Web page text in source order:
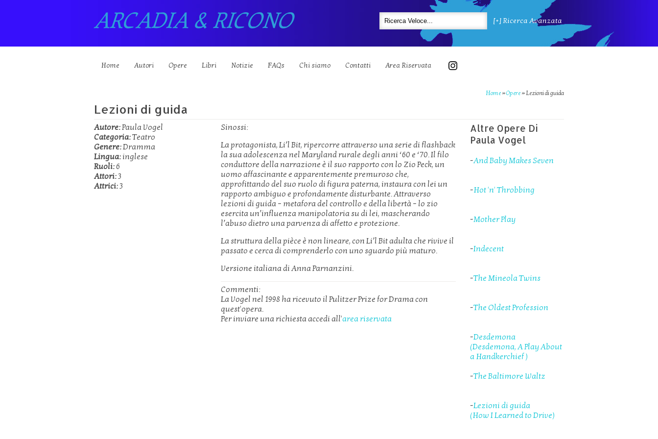
ARCADIA & RICONO [+] Ricerca Avanzata
Home Autori Opere Libri Notizie FAQs Chi siamo Contatti Area Riservata
Home »Opere » Lezioni di guida
Lezioni di guida
Autore:Paula Vogel
Categoria:Teatro
Genere:Dramma
Lingua: inglese
Ruoli:6
Attori:3
Attrici:3
Sinossi:
La protagonista, Li’l Bit, ripercorre attraverso una serie di flashback
la sua adolescenza nel Maryland rurale degli anni ‘60 e ‘70. Il filo
conduttore della narrazione è il suo rapporto con lo Zio Peck, un
uomo affascinante e apparentemente premuroso che,
approfittando del suo ruolo di figura paterna, instaura con lei un
rapporto ambiguo e profondamente disturbante. Attraverso
lezioni di guida – metafora del controllo e della libertà – lo zio
esercita un’influenza manipolatoria su di lei, mascherando
l’abuso dietro una parvenza di affetto e protezione.
La struttura della pièce è non lineare, con Li’l Bit adulta che rivive il
passato e cerca di comprenderlo con uno sguardo più maturo.
Versione italiana di Anna Parnanzini.
Commenti:
La Vogel nel 1998 ha ricevuto il Pulitzer Prize for Drama con
quest'opera.
Per inviare una richiesta accedi all'area riservata
Altre Opere Di
Paula Vogel
-And Baby Makes Seven
-Hot 'n' Throbbing
-Mother Play
-Indecent
-The Mineola Twins
-The Oldest Profession
-Desdemona
(Desdemona, A Play About
a Handkerchief )
-The Baltimore Waltz
-Lezioni di guida
(How I Learned to Drive)